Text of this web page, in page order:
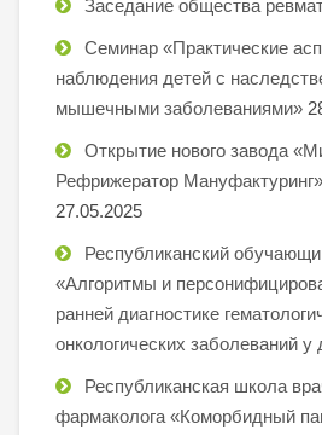
Заседание общества
Семинар «Практические
наблюдения детей с
мышечными заболеваниями»
Открытие нового завода
Рефрижератор
27.05.2025
Республиканский
«Алгоритмы и
ранней диагностике
онкологических заболеваний у
Республиканская школа
фармаколога «Коморбидный